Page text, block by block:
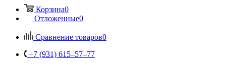
Корзина0
Отложенные0
Сравнение товаров0
+7 (931) 615‒57‒77